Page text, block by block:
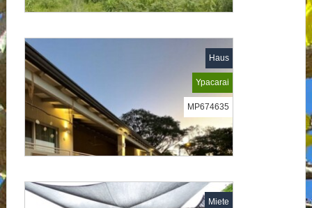
Haus
Ypacarai
MP674635
Miete